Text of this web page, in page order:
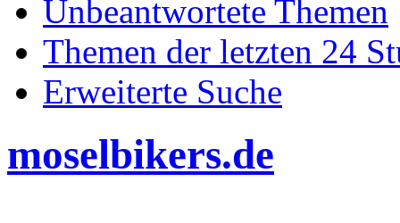
Unbeantwortete Themen
Themen der letzten 24
Erweiterte Suche
moselbikers.de